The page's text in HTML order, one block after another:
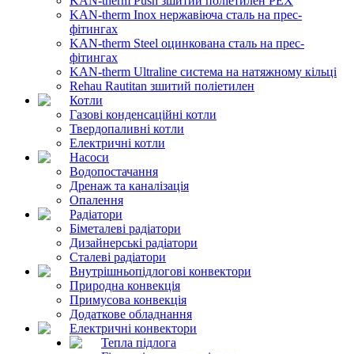
KAN-therm Inox нержавіюча сталь на прес-
фітингах
KAN-therm Steel оцинкована сталь на прес-
фітингах
KAN-therm Ultraline система на натяжному кільці
Rehau Rautitan зшитий поліетилен
Котли
Газові конденсаційні котли
Твердопаливні котли
Електричні котли
Насоси
Водопостачання
Дренаж та каналізація
Опалення
Радіатори
Біметалеві радіатори
Дизайнерські радіатори
Сталеві радіатори
Внутрішньопідлогові конвектори
Природна конвекція
Примусова конвекція
Додаткове обладнання
Електричні конвектори
Тепла підлога